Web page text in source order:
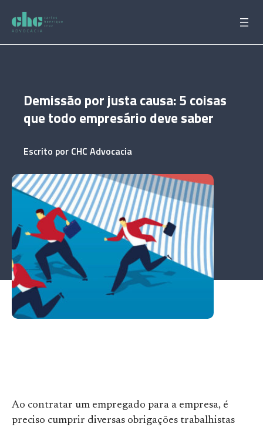
para
conteúdo
Demissão por justa causa: 5 coisas
que todo empresário deve saber
Escrito por CHC Advocacia
Ao contratar um empregado para a empresa, é
preciso cumprir diversas obrigações trabalhistas